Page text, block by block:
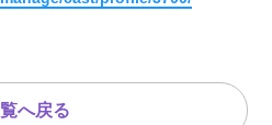
へ戻る